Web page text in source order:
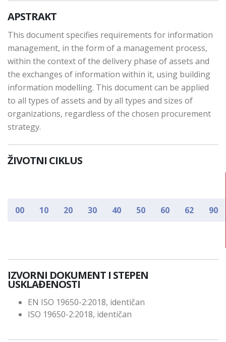
APSTRAKT
This document specifies requirements for information
management, in the form of a management process,
within the context of the delivery phase of assets and
the exchanges of information within it, using building
information modelling. This document can be applied
to all types of assets and by all types and sizes of
organizations, regardless of the chosen procurement
strategy.
ŽIVOTNI CIKLUS
00 10 20 30 40 50 60 62 90
IZVORNI DOKUMENT I STEPEN
USKLAĐENOSTI
EN ISO 19650-2:2018, identičan
ISO 19650-2:2018, identičan